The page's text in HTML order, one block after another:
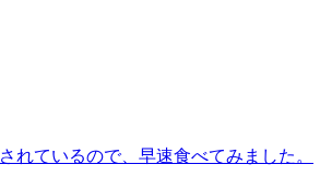
れているので、早速食べてみました。